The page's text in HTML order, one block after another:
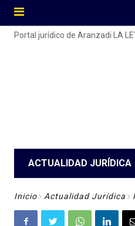
Portal jurídico de Aranzadi LA
ACTUALIDAD JURÍDICA
Inicio Actualidad Jurídica